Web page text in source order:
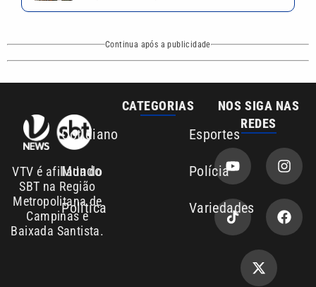
Continua após a publicidade
VTV é afiliada do
SBT na Região
Metropolitana de
Campinas e
Baixada Santista.
CATEGORIAS
Cotidiano Esportes
Mundo Polícia
Política Variedades
NOS SIGA NAS
REDES